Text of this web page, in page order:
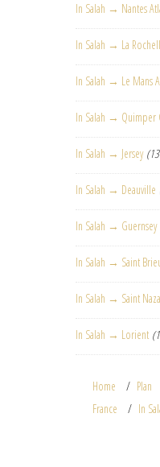
In Salah → Nantes
In Salah → La
In Salah → Le Mans
In Salah → Quimper
In Salah → Jersey
In Salah → Deauville
In Salah → Guernsey
In Salah → Saint
In Salah → Saint
In Salah → Lorient
Home Plan
France
In